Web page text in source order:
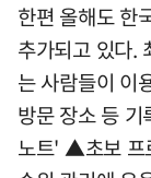
한편 올해도 한
추가되고 있다.
는 사람들이 이
방문 장소 등
노트' ▲초보 프